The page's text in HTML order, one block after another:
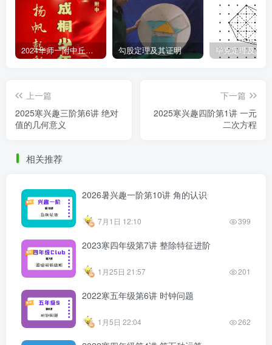
2024华师一附中丘班游园考试真题 勾股定理及其证明 毕克定理及其
上一篇
2025寒兴趣三阶第6讲 绝对
值的几何意义
下一篇
2025寒兴趣四阶第1讲 一元
二次方程
相关推荐
2026暑兴趣一阶第10讲 角的认识
7月1日 12:10 399
2023寒四年级第7讲 整除特征进阶
1月25日 21:57 201
2022寒五年级第6讲 时钟问题
1月5日 22:04 262